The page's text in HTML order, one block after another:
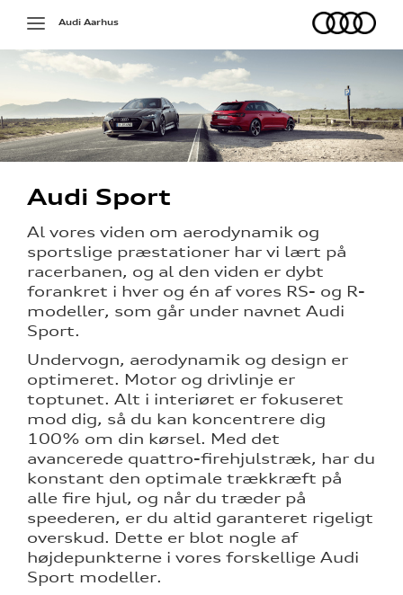
Toggle
navigation
Audi
Audi Aarhus
Audi Sport
Al vores viden om aerodynamik og
sportslige præstationer har vi lært på
racerbanen, og al den viden er dybt
forankret i hver og én af vores RS- og R-
modeller, som går under navnet Audi
Sport.
Undervogn, aerodynamik og design er
optimeret. Motor og drivlinje er
toptunet. Alt i interiøret er fokuseret
mod dig, så du kan koncentrere dig
100% om din kørsel. Med det
avancerede quattro-firehjulstræk, har du
konstant den optimale trækkræft på
alle fire hjul, og når du træder på
speederen, er du altid garanteret rigeligt
overskud. Dette er blot nogle af
højdepunkterne i vores forskellige Audi
Sport modeller.